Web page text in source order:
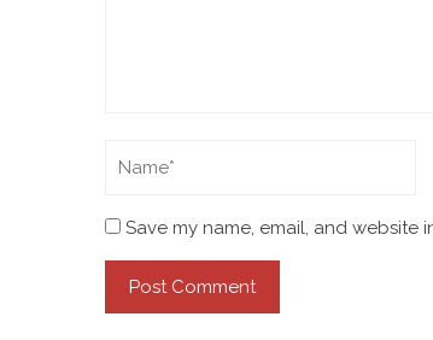
Save my name, email, and website